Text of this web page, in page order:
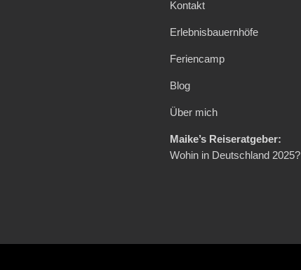
Kontakt
Erlebnisbauernhöfe
Feriencamp
Blog
Über mich
Maike’s Reiseratgeber:
Wohin in Deutschland 2025?